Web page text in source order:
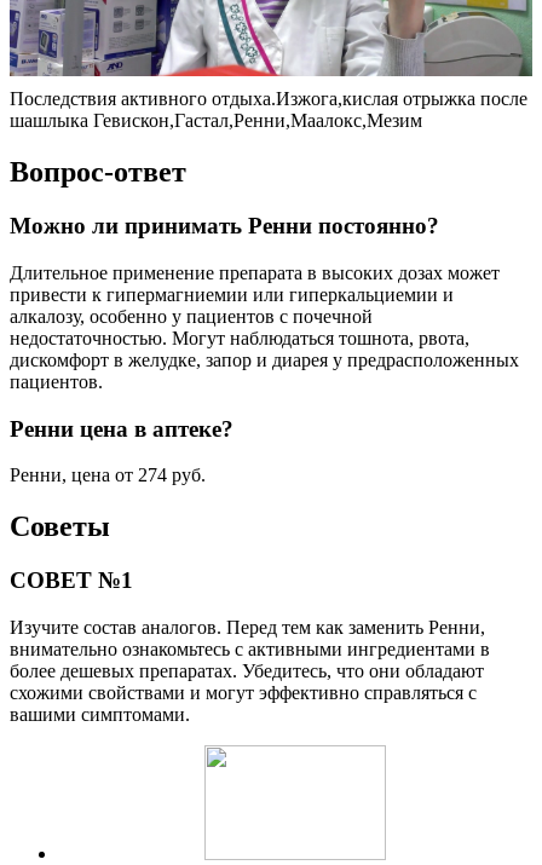
Последствия активного отдыха.Изжога,кислая отрыжка после
шашлыка Гевискон,Гастал,Ренни,Маалокс,Мезим
Вопрос-ответ
Можно ли принимать Ренни постоянно?
Длительное применение препарата в высоких дозах может
привести к гипермагниемии или гиперкальциемии и
алкалозу, особенно у пациентов с почечной
недостаточностью. Могут наблюдаться тошнота, рвота,
дискомфорт в желудке, запор и диарея у предрасположенных
пациентов.
Ренни цена в аптеке?
Ренни, цена от 274 руб.
Советы
СОВЕТ №1
Изучите состав аналогов. Перед тем как заменить Ренни,
внимательно ознакомьтесь с активными ингредиентами в
более дешевых препаратах. Убедитесь, что они обладают
схожими свойствами и могут эффективно справляться с
вашими симптомами.